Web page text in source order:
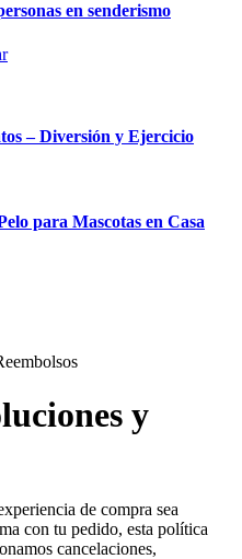
en senderismo
– Diversión y Ejercicio
para Mascotas en Casa
y
de compra sea
con tu pedido, esta política
cancelaciones,